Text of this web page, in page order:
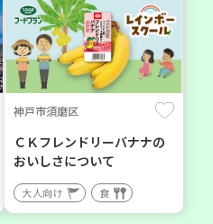
神戸市須磨区
ＣＫフレンドリーバナナの
おいしさについて
大人向け 食